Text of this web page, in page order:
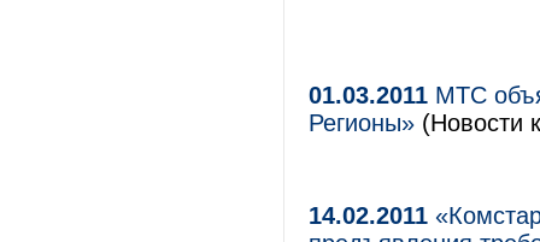
01.03.2011 МТС
Регионы» (Новости
14.02.2011